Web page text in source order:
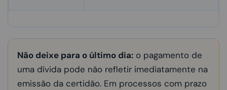
Não deixe para o último dia: o pagamento de
uma dívida pode não refletir imediatamente na
emissão da certidão. Em processos com prazo